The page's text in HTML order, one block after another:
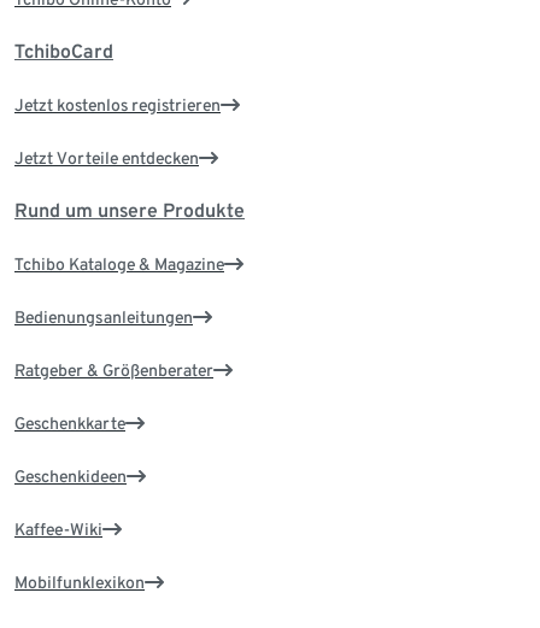
TchiboCard
Jetzt kostenlos registrieren
Jetzt Vorteile entdecken
Rund um unsere Produkte
Tchibo Kataloge & Magazine
Bedienungsanleitungen
Ratgeber & Größenberater
Geschenkkarte
Geschenkideen
Kaffee-Wiki
Mobilfunklexikon